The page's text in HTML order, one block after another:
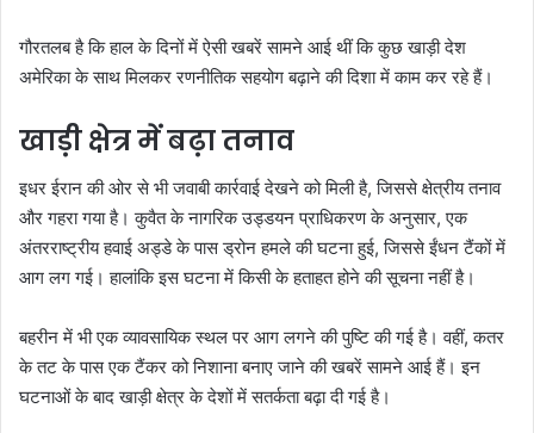
गौरतलब है कि हाल के दिनों में ऐसी खबरें सामने आई थीं कि कुछ खाड़ी देश
अमेरिका के साथ मिलकर रणनीतिक सहयोग बढ़ाने की दिशा में काम कर रहे हैं।
खाड़ी क्षेत्र में बढ़ा तनाव
इधर ईरान की ओर से भी जवाबी कार्रवाई देखने को मिली है, जिससे क्षेत्रीय तनाव
और गहरा गया है। कुवैत के नागरिक उड्डयन प्राधिकरण के अनुसार, एक
अंतरराष्ट्रीय हवाई अड्डे के पास ड्रोन हमले की घटना हुई, जिससे ईंधन टैंकों में
आग लग गई। हालांकि इस घटना में किसी के हताहत होने की सूचना नहीं है।
बहरीन में भी एक व्यावसायिक स्थल पर आग लगने की पुष्टि की गई है। वहीं, कतर
के तट के पास एक टैंकर को निशाना बनाए जाने की खबरें सामने आई हैं। इन
घटनाओं के बाद खाड़ी क्षेत्र के देशों में सतर्कता बढ़ा दी गई है।